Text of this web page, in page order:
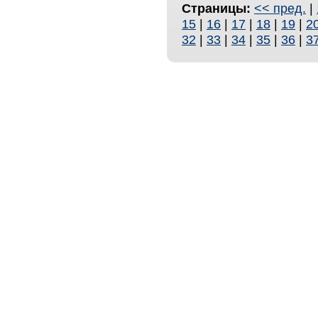
Страницы: << пред. |
15 | 16 | 17 | 18 | 19 |
32 | 33 | 34 | 35 | 36 |